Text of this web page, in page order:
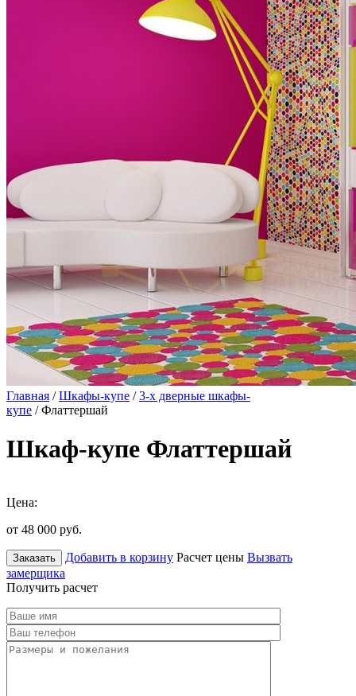
Главная /Шкафы-купе /3-х дверные шкафы-
купе / Флаттершай
Шкаф-купе Флаттершай
Цена:
от 48 000 руб.
Заказать Добавить в корзину Расчет цены Вызвать
замерщика
Получить расчет